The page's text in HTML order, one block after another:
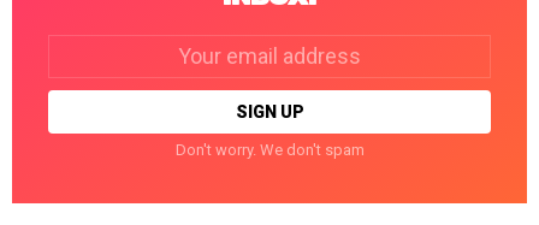
Don't worry. We don't spam